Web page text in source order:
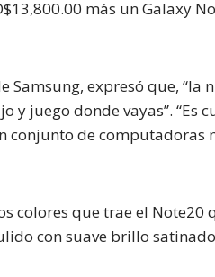
más un Galaxy
Samsung, expresó que, “la
juego donde vayas”. “Es
conjunto de
colores que trae el Note20
con suave brillo